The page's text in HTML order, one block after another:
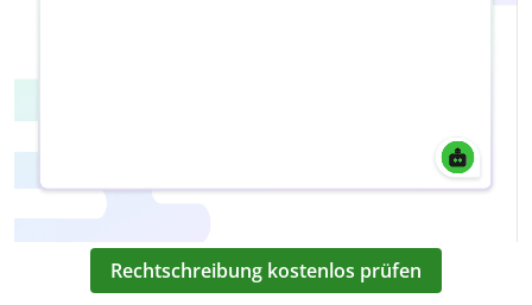
Rechtschreibung kostenlos prüfen